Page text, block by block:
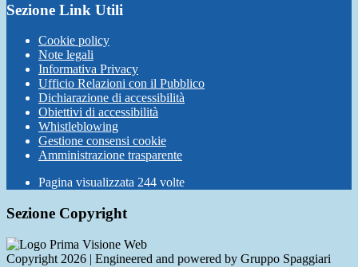
Sezione Link Utili
Cookie policy
Note legali
Informativa Privacy
Ufficio Relazioni con il Pubblico
Dichiarazione di accessibilità
Obiettivi di accessibilità
Whistleblowing
Gestione consensi cookie
Amministrazione trasparente
Pagina visualizzata 244 volte
Sezione Copyright
Copyright 2026 | Engineered and powered by Gruppo Spaggiari